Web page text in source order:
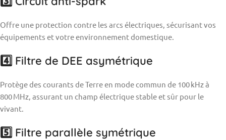
Offre une protection contre les arcs électriques, sécurisant vos
équipements et votre environnement domestique.
4️⃣ Filtre de DEE asymétrique
Protège des courants de Terre en mode commun de 100 kHz à
800 MHz, assurant un champ électrique stable et sûr pour le
vivant.
5️⃣ Filtre parallèle symétrique